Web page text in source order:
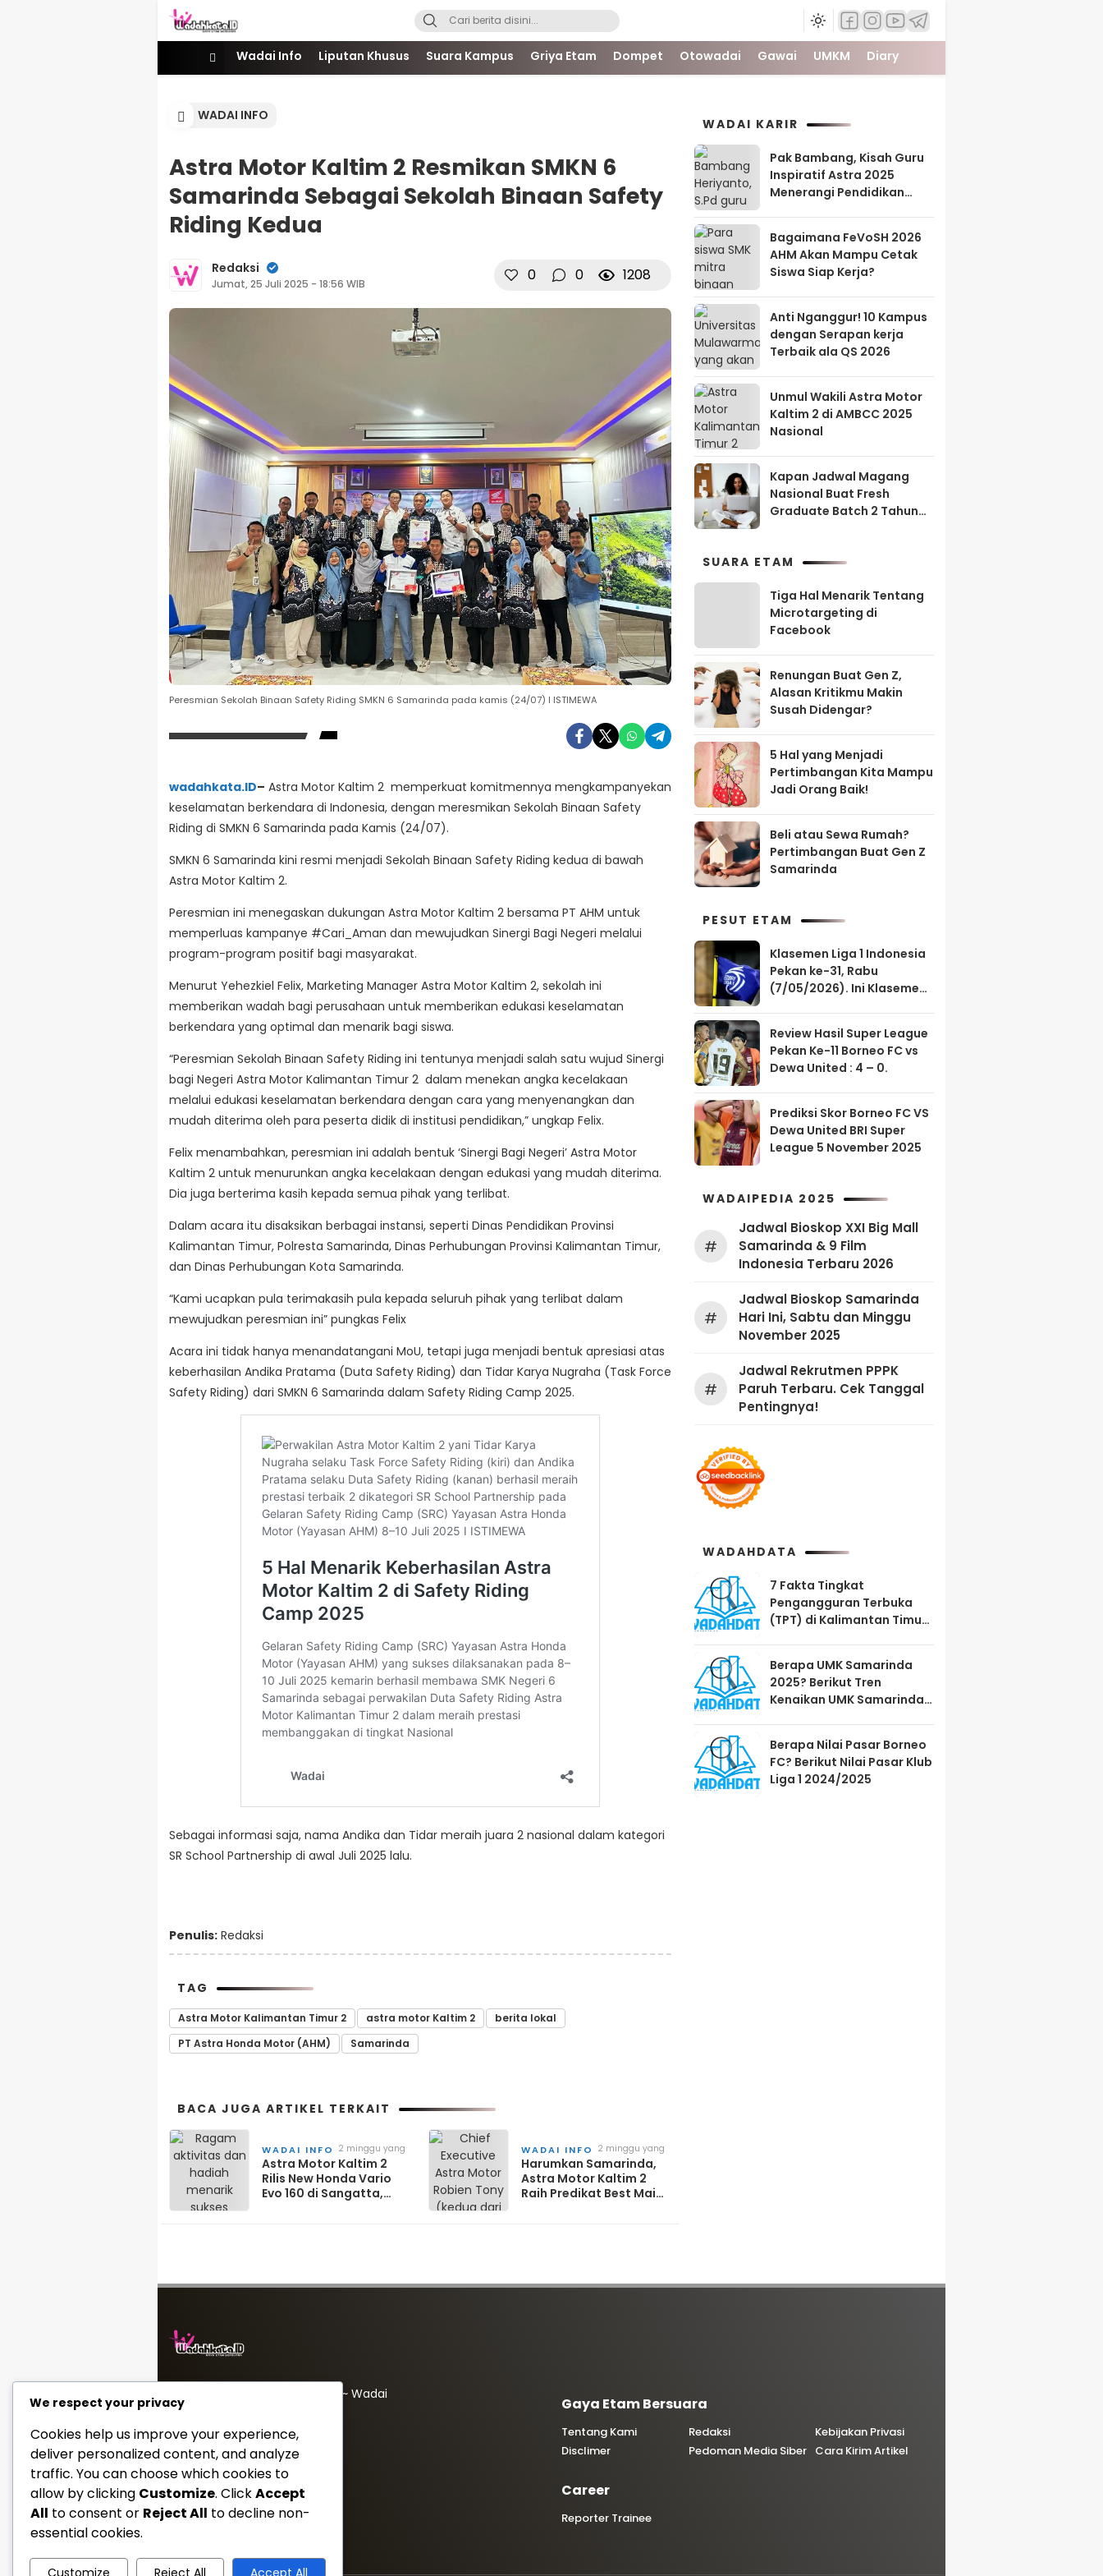
Gaya Etam Bersuara
Wadai Info Liputan Khusus Suara Kampus Griya Etam Dompet Otowadai Gawai UMKM Diary
WADAI INFO
Astra Motor Kaltim 2 Resmikan SMKN 6
Samarinda Sebagai Sekolah Binaan Safety
Riding Kedua
Redaksi
Jumat, 25 Juli 2025 - 18:56 WIB 0 0 1208
Peresmian Sekolah Binaan Safety Riding SMKN 6 Samarinda pada kamis (24/07) I ISTIMEWA
wadahkata.ID– Astra Motor Kaltim 2 memperkuat komitmennya mengkampanyekan
keselamatan berkendara di Indonesia, dengan meresmikan Sekolah Binaan Safety
Riding di SMKN 6 Samarinda pada Kamis (24/07).
SMKN 6 Samarinda kini resmi menjadi Sekolah Binaan Safety Riding kedua di bawah
Astra Motor Kaltim 2.
Peresmian ini menegaskan dukungan Astra Motor Kaltim 2 bersama PT AHM untuk
memperluas kampanye #Cari_Aman dan mewujudkan Sinergi Bagi Negeri melalui
program-program positif bagi masyarakat.
Menurut Yehezkiel Felix, Marketing Manager Astra Motor Kaltim 2, sekolah ini
memberikan wadah bagi perusahaan untuk memberikan edukasi keselamatan
berkendara yang optimal dan menarik bagi siswa.
“Peresmian Sekolah Binaan Safety Riding ini tentunya menjadi salah satu wujud Sinergi
bagi Negeri Astra Motor Kalimantan Timur 2 dalam menekan angka kecelakaan
melalui edukasi keselamatan berkendara dengan cara yang menyenangkan dan
mudah diterima oleh para peserta didik di institusi pendidikan,” ungkap Felix.
Felix menambahkan, peresmian ini adalah bentuk ‘Sinergi Bagi Negeri’ Astra Motor
Kaltim 2 untuk menurunkan angka kecelakaan dengan edukasi yang mudah diterima.
Dia juga berterima kasih kepada semua pihak yang terlibat.
Dalam acara itu disaksikan berbagai instansi, seperti Dinas Pendidikan Provinsi
Kalimantan Timur, Polresta Samarinda, Dinas Perhubungan Provinsi Kalimantan Timur,
dan Dinas Perhubungan Kota Samarinda.
“Kami ucapkan pula terimakasih pula kepada seluruh pihak yang terlibat dalam
mewujudkan peresmian ini” pungkas Felix
Acara ini tidak hanya menandatangani MoU, tetapi juga menjadi bentuk apresiasi atas
keberhasilan Andika Pratama (Duta Safety Riding) dan Tidar Karya Nugraha (Task Force
Safety Riding) dari SMKN 6 Samarinda dalam Safety Riding Camp 2025.
Sebagai informasi saja, nama Andika dan Tidar meraih juara 2 nasional dalam kategori
SR School Partnership di awal Juli 2025 lalu.
Penulis: Redaksi
TAG
Astra Motor Kalimantan Timur 2 astra motor Kaltim 2
berita lokal
PT Astra Honda Motor (AHM)
Samarinda
BACA JUGA ARTIKEL TERKAIT
WADAI INFO 2 minggu yang
lalu
Astra Motor Kaltim 2
Rilis New Honda Vario
Evo 160 di Sangatta,
WADAI INFO 2 minggu yang
lalu
Harumkan Samarinda,
Astra Motor Kaltim 2
Raih Predikat Best Main
WADAI KARIR
Pak Bambang, Kisah Guru
Inspiratif Astra 2025
Menerangi Pendidikan
Bagaimana FeVoSH 2026
AHM Akan Mampu Cetak
Siswa Siap Kerja?
Anti Nganggur! 10 Kampus
dengan Serapan kerja
Terbaik ala QS 2026
Unmul Wakili Astra Motor
Kaltim 2 di AMBCC 2025
Nasional
Kapan Jadwal Magang
Nasional Buat Fresh
Graduate Batch 2 Tahun
SUARA ETAM
Tiga Hal Menarik Tentang
Microtargeting di
Facebook
Renungan Buat Gen Z,
Alasan Kritikmu Makin
Susah Didengar?
5 Hal yang Menjadi
Pertimbangan Kita Mampu
Jadi Orang Baik!
Beli atau Sewa Rumah?
Pertimbangan Buat Gen Z
Samarinda
PESUT ETAM
Klasemen Liga 1 Indonesia
Pekan ke-31, Rabu
(7/05/2026). Ini Klasemen
Review Hasil Super League
Pekan Ke-11 Borneo FC vs
Dewa United : 4 – 0.
Prediksi Skor Borneo FC VS
Dewa United BRI Super
League 5 November 2025
WADAIPEDIA 2025
#
Jadwal Bioskop XXI Big Mall
Samarinda & 9 Film
Indonesia Terbaru 2026
#
Jadwal Bioskop Samarinda
Hari Ini, Sabtu dan Minggu
November 2025
#
Jadwal Rekrutmen PPPK
Paruh Terbaru. Cek Tanggal
Pentingnya!
WADAHDATA
7 Fakta Tingkat
Pengangguran Terbuka
(TPT) di Kalimantan Timur
Berapa UMK Samarinda
2025? Berikut Tren
Kenaikan UMK Samarinda
Berapa Nilai Pasar Borneo
FC? Berikut Nilai Pasar Klub
Liga 1 2024/2025
PT Wadah Inspirasi Muda ~ Wadai
081347070434
Yuk Follow Kami
Gaya Etam Bersuara
Tentang Kami Redaksi
Kebijakan Privasi
Disclimer
Pedoman Media Siber Cara Kirim Artikel
Career
Reporter Trainee
We respect your privacy
Cookies help us improve your experience,
deliver personalized content, and analyze
traffic. You can choose which cookies to
allow by clicking Customize. ClickAccept
All to consent or Reject All to decline non-
essential cookies.
Customize Reject All Accept All